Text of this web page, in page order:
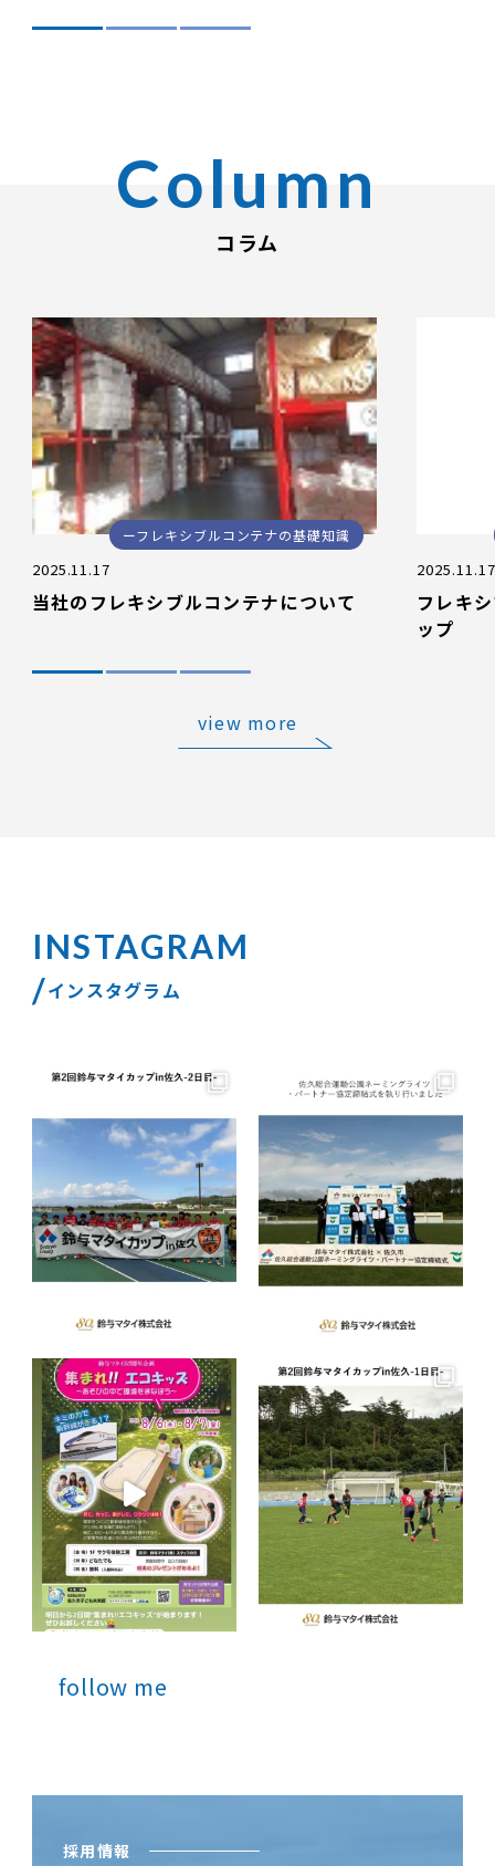
コラム
フレキシブルコンテナの基礎知識
2025.11.17
当社のフレキシブルコンテナについて
2025.11.17
フレキ
ップ
view more
インスタグラム
follow me
採用情報